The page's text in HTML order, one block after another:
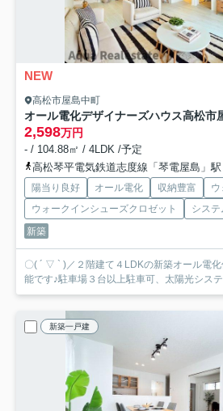
NEW
高松市屋島中町
2,598万円
- / 104.88㎡ / 4LDK /予定
高松琴平電気鉄道志度線「琴電屋島」
陽当り良好 オール電化 収納豊富
ウ
ウォークインシューズクロゼット
システ
新築
〇( ´ ▽ ` )／２階建て４LDKの新築オール電
能です♪駐車場３台以上駐車可、太陽光シス
新築一戸建